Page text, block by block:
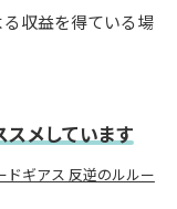
収益を得ている場
スメしています
ドギアス 反逆のルルー